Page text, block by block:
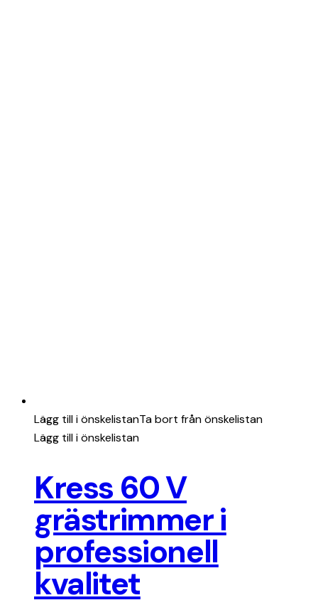
Lägg till i önskelistanTa bort från önskelistan
Lägg till i önskelistan
Kress 60 V
grästrimmer i
professionell
kvalitet